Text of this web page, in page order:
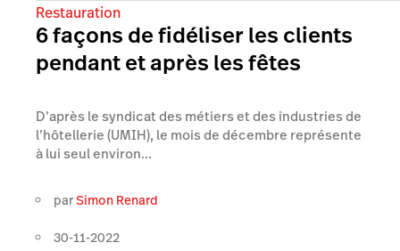
Restauration
6 façons de fidéliser les clients
pendant et après les fêtes
D’après le syndicat des métiers et des industries de
l’hôtellerie (UMIH), le mois de décembre représente
à lui seul environ...
parSimon Renard
30-11-2022